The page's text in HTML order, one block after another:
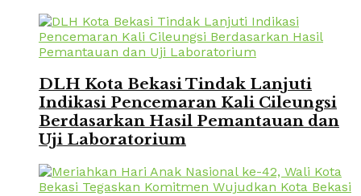
DLH Kota Bekasi Tindak Lanjuti
Indikasi Pencemaran Kali Cileungsi
Berdasarkan Hasil Pemantauan dan
Uji Laboratorium